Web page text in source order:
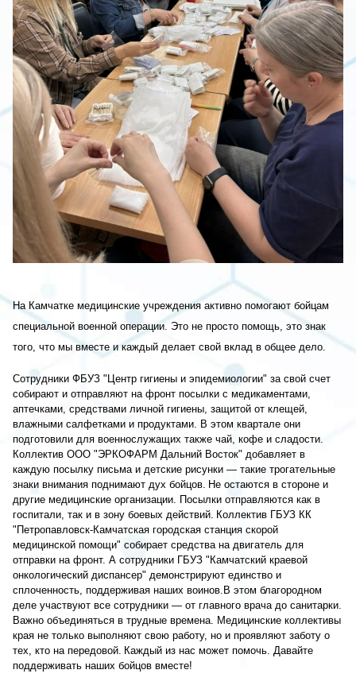
На Камчатке медицинские учреждения активно помогают бойцам
специальной военной операции. Это не просто помощь, это знак
того, что мы вместе и каждый делает свой вклад в общее дело.
Сотрудники ФБУЗ "Центр гигиены и эпидемиологии" за свой счет
собирают и отправляют на фронт посылки с медикаментами,
аптечками, средствами личной гигиены, защитой от клещей,
влажными салфетками и продуктами. В этом квартале они
подготовили для военнослужащих также чай, кофе и сладости.
Коллектив ООО "ЭРКОФАРМ Дальний Восток" добавляет в
каждую посылку письма и детские рисунки — такие трогательные
знаки внимания поднимают дух бойцов. Не остаются в стороне и
другие медицинские организации. Посылки отправляются как в
госпитали, так и в зону боевых действий. Коллектив ГБУЗ КК
"Петропавловск-Камчатская городская станция скорой
медицинской помощи" собирает средства на двигатель для
отправки на фронт. А сотрудники ГБУЗ "Камчатский краевой
онкологический диспансер" демонстрируют единство и
сплоченность, поддерживая наших воинов.В этом благородном
деле участвуют все сотрудники — от главного врача до санитарки.
Важно объединяться в трудные времена. Медицинские коллективы
края не только выполняют свою работу, но и проявляют заботу о
тех, кто на передовой. Каждый из нас может помочь. Давайте
поддерживать наших бойцов вместе!